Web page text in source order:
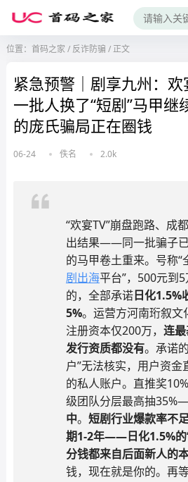
位置： 首码之家 / 反诈防骗 /正文
紧急预警｜剧享九州：
一批人换了“短剧”马甲继
的庞氏骗局正在圈钱
06-24 佚名 2.0k
“欢宴TV”崩盘跑路、成
出结果——同一批骗子
的马甲卷土重来。号称“
剧出海平台”，500元到
的，全部承诺日化1.5%
5%。运营方河南珩叙文
注册资本仅200万， 连最
发行资质都没有。承诺
户”无法核实，用户资金
的私人账户。直推奖
级团队分层最高抽
中。 短剧行业爆款率不
期1-2年——日化1.5%的
分钱都来自后面新人的
钱，现在就是你的。再